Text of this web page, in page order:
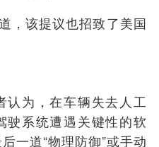
，该提议也招致了美国
认为，在车辆失去人工
驶系统遭遇关键性的软
一道“物理防御”或手动